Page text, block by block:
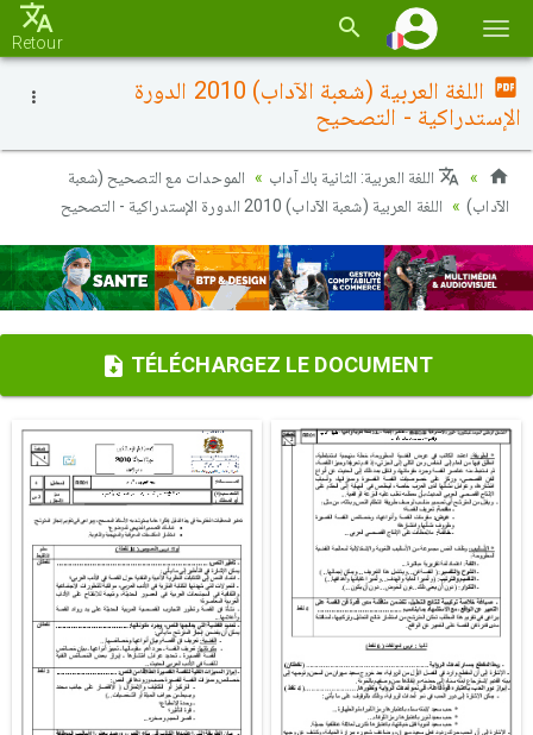
la
Retour
اللغة العربية (شعبة الآداب) 2010 الدورة
الإستدراكية - التصحيح
اللغة العربية: الثانية باك آداب
الموحدات مع التصحيح (شعبة
الآداب)
اللغة العربية (شعبة الآداب) 2010 الدورة الإستدراكية - التصحيح
TÉLÉCHARGEZ LE DOCUMENT